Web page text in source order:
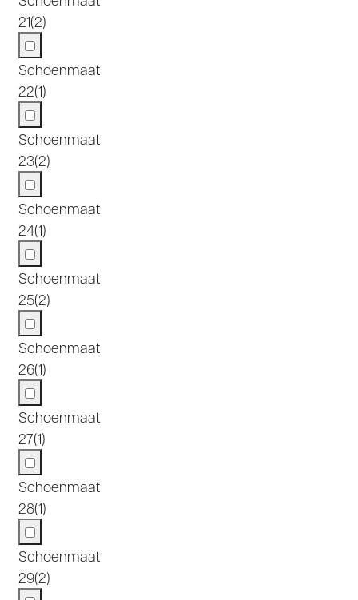
21(2)
Schoenmaat
22(1)
Schoenmaat
23(2)
Schoenmaat
24(1)
Schoenmaat
25(2)
Schoenmaat
26(1)
Schoenmaat
27(1)
Schoenmaat
28(1)
Schoenmaat
29(2)